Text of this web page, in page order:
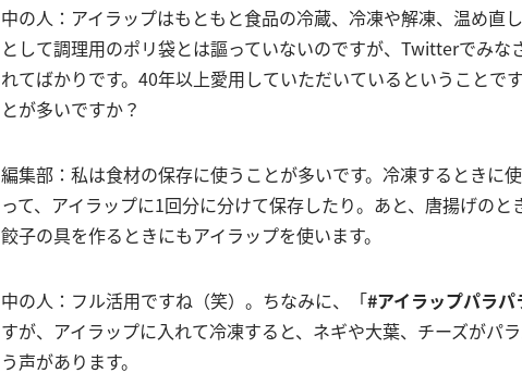
中の人：アイラップはもともと食品の冷蔵、冷凍や解凍、温め直
として調理用のポリ袋とは謳っていないのですが、Twitterでみな
れてばかりです。40年以上愛用していただいているということで
とが多いですか？
編集部：私は食材の保存に使うことが多いです。冷凍するときに
って、アイラップに1回分に分けて保存したり。あと、唐揚げの
餃子の具を作るときにもアイラップを使います。
中の人：フル活用ですね（笑）。ちなみに、「#アイラップパラパ
すが、アイラップに入れて冷凍すると、ネギや大葉、チーズがパ
う声があります。